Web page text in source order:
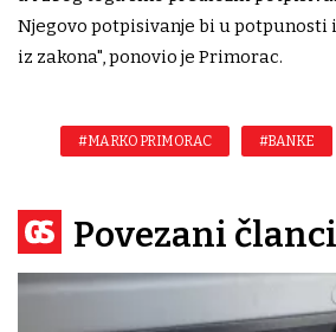
Njegovo potpisivanje bi u
iz zakona", ponovio je Primorac.
#MARKO PRIMORAC #BANKE
Povezani članci